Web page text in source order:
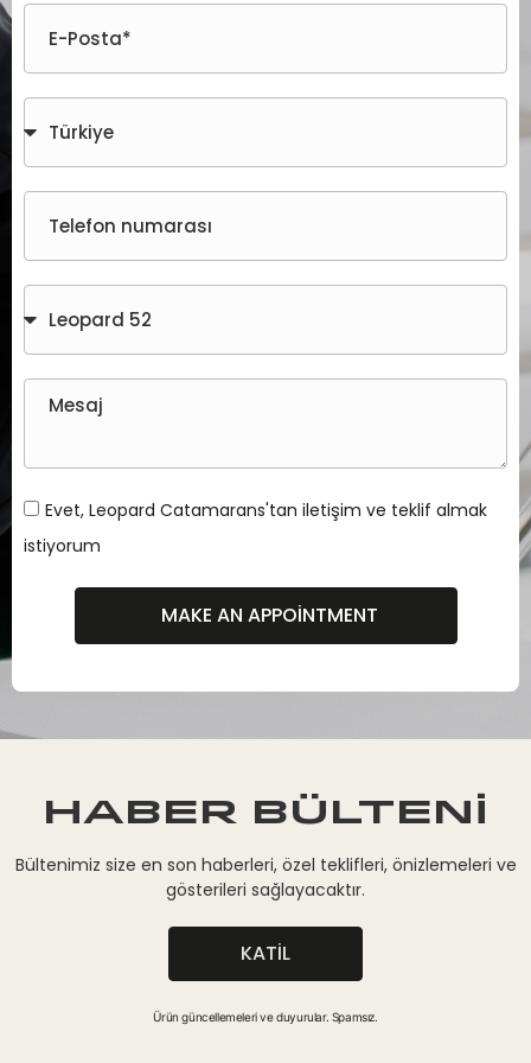
Evet, Leopard Catamarans'tan iletişim ve teklif almak
istiyorum
MAKE AN APPOINTMENT
HABER BÜLTENİ
Bültenimiz size en son haberleri, özel teklifleri, önizlemeleri ve
gösterileri sağlayacaktır.
KATIL
Ürün güncellemeleri ve duyurular. Spamsız.